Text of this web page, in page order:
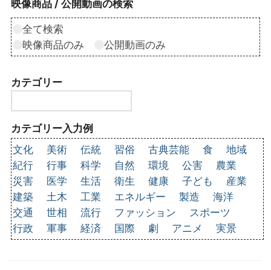
映像商品 / 公開動画の検索
全て検索
映像商品のみ
公開動画のみ
カテゴリー
カテゴリー入力例
文化
美術 伝統 習俗 古典芸能 食
地域
紀行
行事 科学 自然 環境 公害
農業
災害
医学 生活 衛生 健康 子ども
産業
建築
土木 工業 エネルギー 製造
海洋
交通
世相 流行 ファッション
スポーツ
行政
軍事 経済 国際 劇 アニメ 実景